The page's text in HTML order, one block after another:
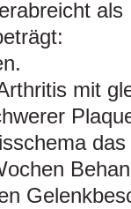
mit